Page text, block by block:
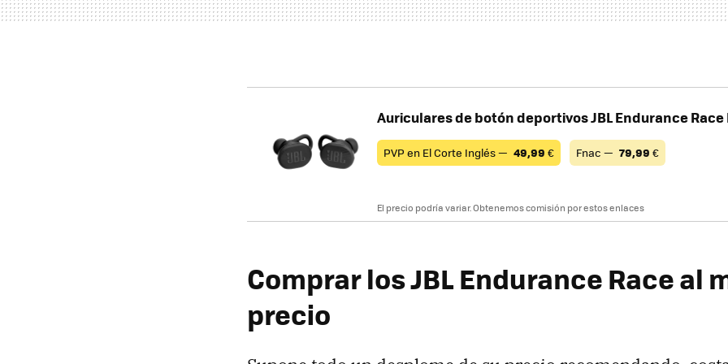
Auriculares de botón deportivos JBL Endurance Race
PVP en El Corte Inglés — 49,99 € Fnac — 79,99 €
El precio podría variar. Obtenemos comisión por estos enlaces
Comprar los JBL Endurance Race al
precio